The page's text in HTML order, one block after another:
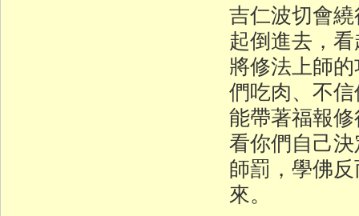
吉仁波切會
起倒進去，
將修法上師
們吃肉、不
能帶著福報
看你們自己
師罰，學佛
來。